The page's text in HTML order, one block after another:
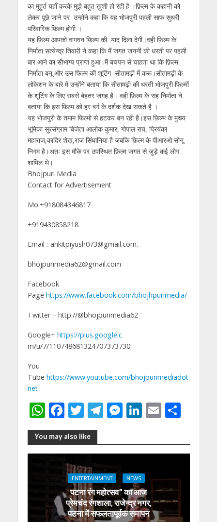
का मुहूर्त यहाँ करके मुझे बहुत ख़ुशी हो रही है ।फ़िल्म के कहानी को
लेकर पूछे जाने पर उन्होंने कहा कि यह भोजपुरी पहली साफ सुथरी
परिवारिक फ़िल्म होगी ।
यह फ़िल्म आपको वागवन फ़िल्म की याद दिला देगी।वही फ़िल्म के
निर्माता सत्येन्द्र तिवारी ने कहा कि मैं जगत जननी की धरती पर पहली
बार आने का सौभाग्य प्राप्त हुआ।मैं बचपन से चाहता था कि फ़िल्म
निर्माता बनू और उस फिल्म की शूटिंग सीतामढ़ी में करू।सीतामढ़ी के
लोकेशन के बारे में उन्होंने बताया कि सीतामढ़ी की धरती भोजपुरी फिल्मों
के शूटिंग के लिए सबसे बेहतर जगह है। वही फ़िल्म के सह निर्माता ने
बताया कि इस फ़िल्म को हर बर्ग के दर्शक देख सकते है ।
यह भोजपुरी के तमाम फिल्मो से हटकर बन रही है।इस फ़िल्म के मुख्य
भूमिका सुरसंग्राम बिजेता आलोक कुमार, गोपाल राय, प्रियंका
महाराज,कादिर शेख,राज सिंघानिया है जबकि फ़िल्म के पीआरओ सोनू
निगम है।अतः इस मौके पर उपस्थित फ़िल्म जगत से जुड़े कई लोग
शामिल थे।
Bhojpuri Media
Contact for Advertisement
Mo.+918084346817
+919430858218
Email :-ankitpiyush073@gmail.com.
bhojpurimedia62@gmail.com
Facebook
Page https://www.facebook.com/bhojhpurimedia/
Twitter :- http://@bhojpurimedia62
Google+ https://plus.google.c
m/u/7/110748681324707373730
You
Tube https://www.youtube.com/bhojpurimediadot
net
W
h
at
s
p
F
ac
e
b
o
o
k
T
w
itt
er
T
e
gr
a
m
M
ss
e
n
g
er
Li
k
e
dI
n
E
ai
l
S
ar
e
You may also like
ENTERTAINMENT NEWS
पटना रंग महोत्सव” का आज
प्रेमचंद रंगशाला, राजेन्द्र नगर,
पटना में सफलतापूर्वक समापन